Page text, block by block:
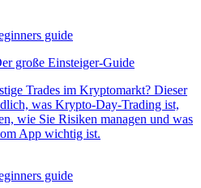
große Einsteiger-Guide
Trades im Kryptomarkt? Dieser
was Krypto-Day-Trading ist,
wie Sie Risiken managen und was
App wichtig ist.